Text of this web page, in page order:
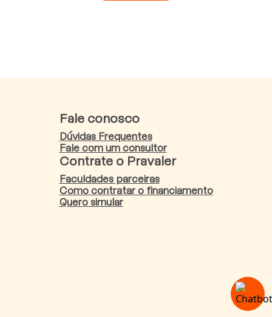
Fale conosco
Dúvidas Frequentes
Fale com um consultor
Contrate o Pravaler
Faculdades parceiras
Como contratar o financiamento
Quero simular